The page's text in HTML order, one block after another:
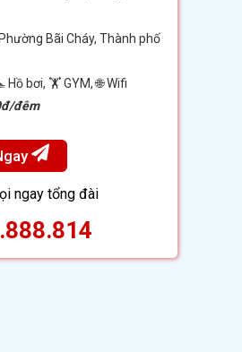
Bãi Cháy, Thành phố
bơi, 🏋️ GYM, 🌐 Wifi
đêm
ngay tổng đài